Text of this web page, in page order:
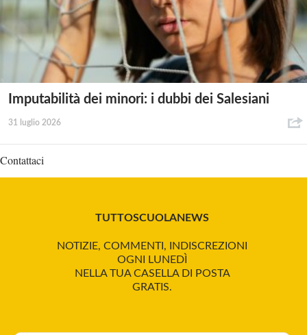
Imputabilità dei minori: i dubbi dei Salesiani
31 luglio 2026
Contattaci
TUTTOSCUOLANEWS
NOTIZIE, COMMENTI, INDISCREZIONI
OGNI LUNEDÌ
NELLA TUA CASELLA DI POSTA
GRATIS.